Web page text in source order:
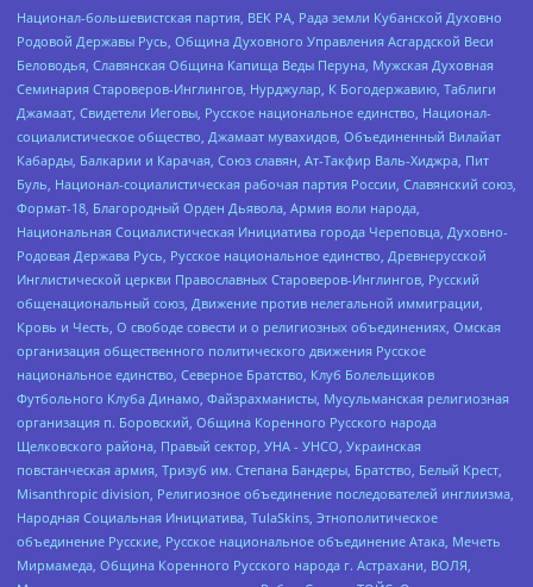
Национал-большевистская партия, ВЕК РА, Рада земли Кубанской Духовно
Родовой Державы Русь, Община Духовного Управления Асгардской Веси
Беловодья, Славянская Община Капища Веды Перуна, Мужская Духовная
Семинария Староверов-Инглингов, Нурджулар, К Богодержавию, Таблиги
Джамаат, Свидетели Иеговы, Русское национальное единство, Национал-
социалистическое общество, Джамаат мувахидов, Объединенный Вилайат
Кабарды, Балкарии и Карачая, Союз славян, Ат-Такфир Валь-Хиджра, Пит
Буль, Национал-социалистическая рабочая партия России, Славянский союз,
Формат-18, Благородный Орден Дьявола, Армия воли народа,
Национальная Социалистическая Инициатива города Череповца, Духовно-
Родовая Держава Русь, Русское национальное единство, Древнерусской
Инглистической церкви Православных Староверов-Инглингов, Русский
общенациональный союз, Движение против нелегальной иммиграции,
Кровь и Честь, О свободе совести и о религиозных объединениях, Омская
организация общественного политического движения Русское
национальное единство, Северное Братство, Клуб Болельщиков
Футбольного Клуба Динамо, Файзрахманисты, Мусульманская религиозная
организация п. Боровский, Община Коренного Русского народа
Щелковского района, Правый сектор, УНА - УНСО, Украинская
повстанческая армия, Тризуб им. Степана Бандеры, Братство, Белый Крест,
Misanthropic division, Религиозное объединение последователей инглиизма,
Народная Социальная Инициатива, TulaSkins, Этнополитическое
объединение Русские, Русское национальное объединение Атака, Мечеть
Мирмамеда, Община Коренного Русского народа г. Астрахани, ВОЛЯ,